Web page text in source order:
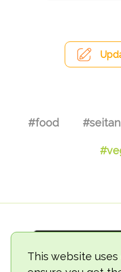
This website
#food #seitan